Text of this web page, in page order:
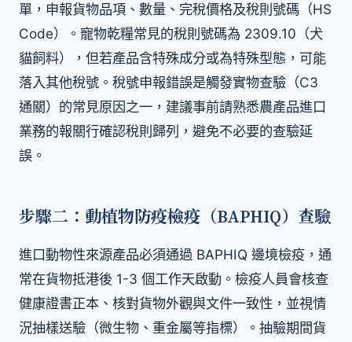
單，申報貨物品項、數量、完稅價格及稅則號碼（HS
Code）。寵物乾糧常見的稅則號碼為 2309.10（犬
貓飼料），但若產品含特殊成分或為特殊型態，可能
落入其他稅號。稅號申報錯誤是觸發實物查驗（C3
通關）的常見原因之一，建議事前請熟悉農產品進口
業務的報關行確認稅則歸列，避免不必要的查驗延
誤。
步驟二：動植物防疫檢疫（BAPHIQ）查驗
進口動物性來源產品必須通過 BAPHIQ 邊境檢疫，通
常在貨物抵港後 1-3 個工作天啟動。檢疫人員會核查
健康證書正本、核對貨物外觀與文件一致性，並視情
況抽樣送驗（微生物、重金屬等指標）。抽驗期間貨